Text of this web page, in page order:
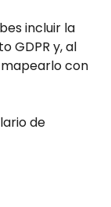
incluir la
GDPR y, al
con
de